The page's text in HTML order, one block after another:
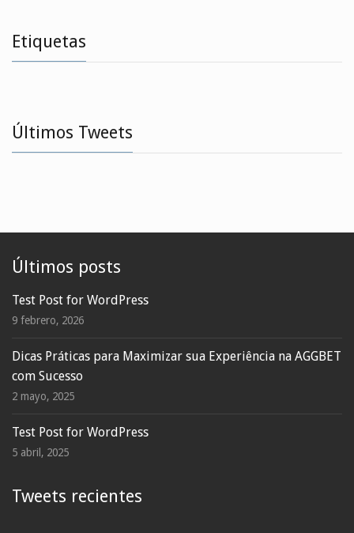
Etiquetas
Últimos Tweets
Últimos posts
Test Post for WordPress
9 febrero, 2026
Dicas Práticas para Maximizar sua Experiência na AGGBET
com Sucesso
2 mayo, 2025
Test Post for WordPress
5 abril, 2025
Tweets recientes